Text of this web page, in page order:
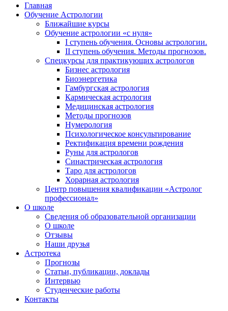
Главная
Обучение Астрологии
Ближайшие курсы
Обучение астрологии «с нуля»
I ступень обучения. Основы астрологии.
II ступень обучения. Методы прогнозов.
Спецкурсы для практикующих астрологов
Бизнес астрология
Биоэнергетика
Гамбургская астрология
Кармическая астрология
Медицинская астрология
Методы прогнозов
Нумерология
Психологическое консультирование
Ректификация времени рождения
Руны для астрологов
Синастрическая астрология
Таро для астрологов
Хорарная астрология
Центр повышения квалификации «Астролог
профессионал»
О школе
Сведения об образовательной организации
О школе
Отзывы
Наши друзья
Астротека
Прогнозы
Статьи, публикации, доклады
Интервью
Студенческие работы
Контакты